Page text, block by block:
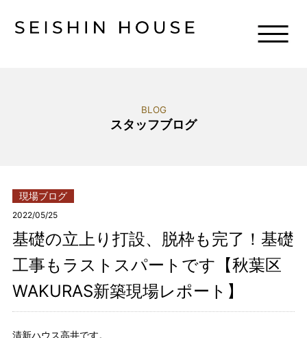
BLOG
スタッフブログ
現場ブログ
2022/05/25
基礎の立上り打設、脱枠も完了！基礎
工事もラストスパートです【秋葉区
WAKURAS新築現場レポート】
清新ハウス高井です。